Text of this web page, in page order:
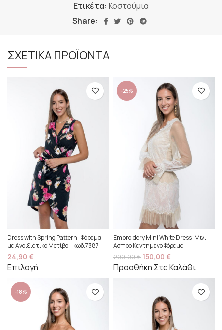
Ετικέτα: Κοστούμια
Share:
ΣΧΕΤΙΚΑ ΠΡΟΪΟΝΤΑ
Dress with Spring Pattern- Φόρεμα
με Ανοιξιάτικο Μοτίβο – κωδ.7387
24,90 €
Επιλογή
-25%
Embroidery Mini White Dress-Μινι
Ασπρο Κεντημένο Φόρεμα
200,00€ 150,00 €
Προσθήκη Στο Καλάθι
-18%